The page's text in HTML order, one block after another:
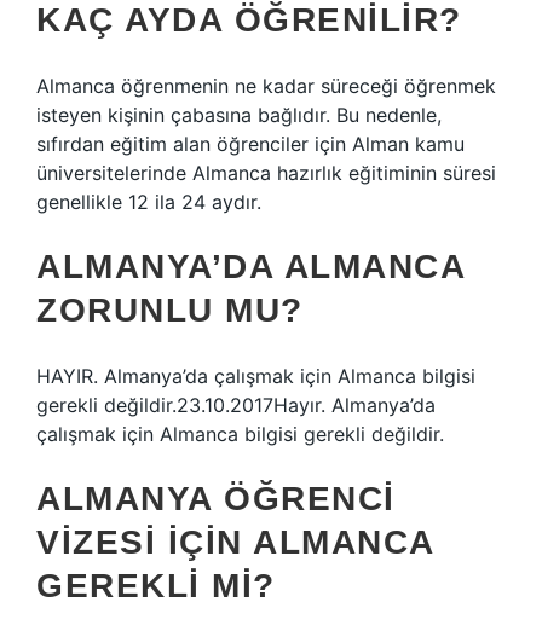
KAÇ AYDA ÖĞRENILIR?
Almanca öğrenmenin ne kadar süreceği öğrenmek
isteyen kişinin çabasına bağlıdır. Bu nedenle,
sıfırdan eğitim alan öğrenciler için Alman kamu
üniversitelerinde Almanca hazırlık eğitiminin süresi
genellikle 12 ila 24 aydır.
ALMANYA’DA ALMANCA
ZORUNLU MU?
HAYIR. Almanya’da çalışmak için Almanca bilgisi
gerekli değildir.23.10.2017Hayır. Almanya’da
çalışmak için Almanca bilgisi gerekli değildir.
ALMANYA ÖĞRENCI
VIZESI IÇIN ALMANCA
GEREKLI MI?